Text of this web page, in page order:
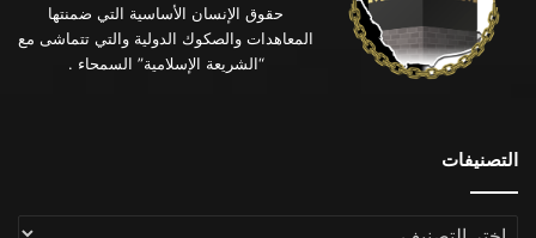
حقوق الإنسان الأساسية التي ضمنتها
المعاهدات والصكوك الدولية والتي تتماشى مع
“الشريعة الإسلامية” السمحاء .
التصنيفات
التصنيفات